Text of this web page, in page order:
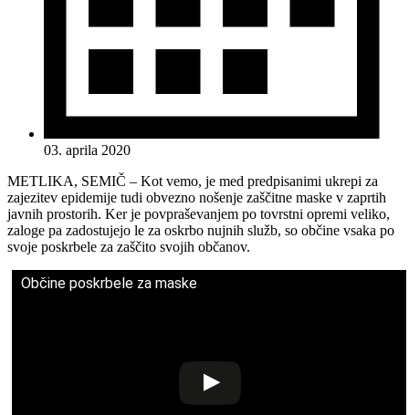
03. aprila 2020
METLIKA, SEMIČ – Kot vemo, je med predpisanimi ukrepi za
zajezitev epidemije tudi obvezno nošenje zaščitne maske v zaprtih
javnih prostorih. Ker je povpraševanjem po tovrstni opremi veliko,
zaloge pa zadostujejo le za oskrbo nujnih služb, so občine vsaka po
svoje poskrbele za zaščito svojih občanov.
Občine poskrbele za maske